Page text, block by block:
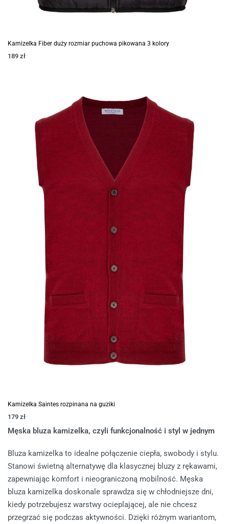
Kamizelka Fiber duży rozmiar puchowa pikowana 3 kolory
189 zł
Kamizelka Saintes rozpinana na guziki
179 zł
Męska bluza kamizelka, czyli funkcjonalność i styl w jednym
Bluza kamizelka to idealne połączenie ciepła, swobody i stylu.
Stanowi świetną alternatywę dla klasycznej bluzy z rękawami,
zapewniając komfort i nieograniczoną mobilność. Męska
bluza kamizelka doskonale sprawdza się w chłodniejsze dni,
kiedy potrzebujesz warstwy ocieplającej, ale nie chcesz
przegrzać się podczas aktywności. Dzięki różnym wariantom,